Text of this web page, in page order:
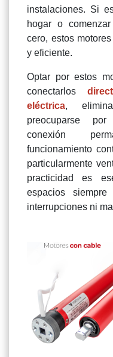
instalaciones. Si
hogar o
cero, estos
y eficiente.
Optar por estos
conectarlos
eléctrica,
preocuparse
conexión
funcionamiento
particularmente
practicidad es
espacios
interrupciones ni